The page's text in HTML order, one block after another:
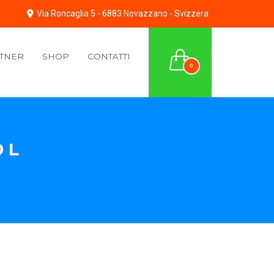
Via Roncaglia 5 - 6883 Novazzano - Svizzera
0
SHOP CONTATTI
L